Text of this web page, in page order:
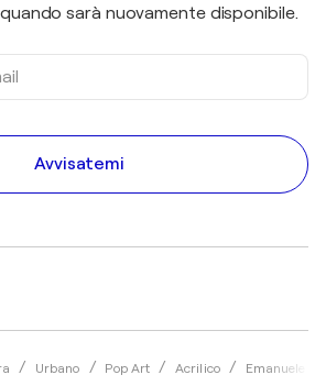
Urbano Pop Art Acrilico Emanuele
sarà nuovamente disponibile.
Avvisatemi